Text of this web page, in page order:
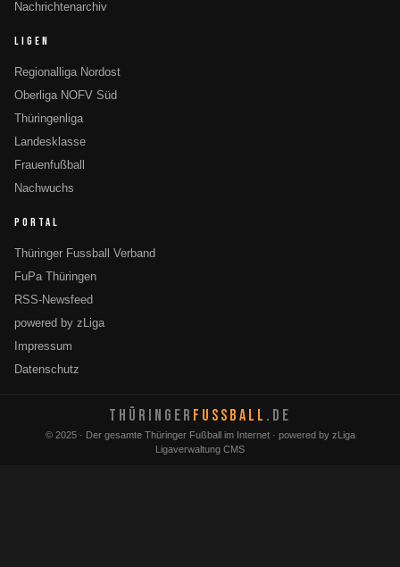
Nachrichtenarchiv
LIGEN
Regionalliga Nordost
Oberliga NOFV Süd
Thüringenliga
Landesklasse
Frauenfußball
Nachwuchs
PORTAL
Thüringer Fussball Verband
FuPa Thüringen
RSS-Newsfeed
powered by zLiga
Impressum
Datenschutz
THÜRINGER FUSSBALL .DE
© 2025 · Der gesamte Thüringer Fußball im Internet · powered by zLiga
Ligaverwaltung CMS